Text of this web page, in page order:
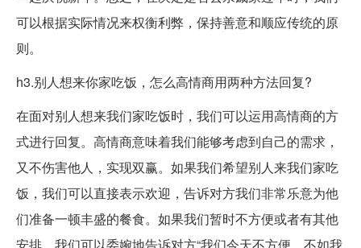
可以根据实际情况来权衡利弊，保持善意和顺应传统的原
则。
h3.别人想来你家吃饭，怎么高情商用两种方法回复?
在面对别人想来我们家吃饭时，我们可以运用高情商的方
式进行回复。高情商意味着我们能够考虑到自己的需求，
又不伤害他人，实现双赢。如果我们希望别人来我们家吃
饭，我们可以直接表示欢迎，告诉对方我们非常乐意为他
们准备一顿丰盛的餐食。如果我们暂时不方便或者有其他
安排，我们可以委婉地告诉对方“我们今天不方便，不如我